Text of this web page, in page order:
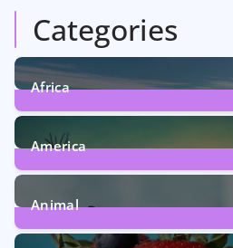
Categories
Africa
6Posts
America
5Posts
Animal
13Posts